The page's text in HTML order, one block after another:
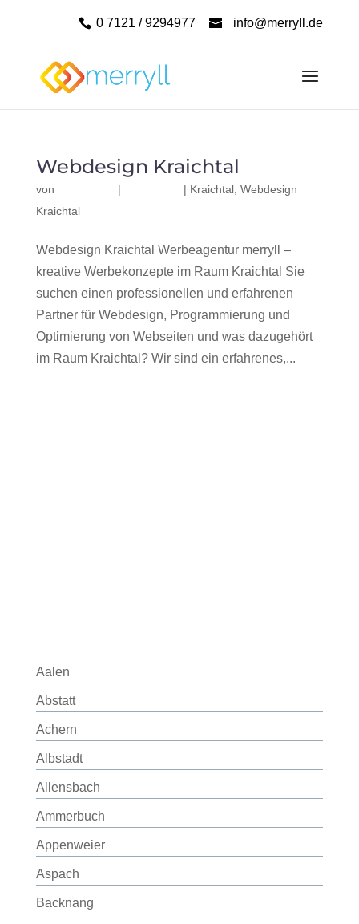
0 7121 / 9294977 info@merryll.de
Webdesign Kraichtal
von | | Kraichtal, Webdesign
Kraichtal
Webdesign Kraichtal Werbeagentur merryll –
kreative Werbekonzepte im Raum Kraichtal Sie
suchen einen professionellen und erfahrenen
Partner für Webdesign, Programmierung und
Optimierung von Webseiten und was dazugehört
im Raum Kraichtal? Wir sind ein erfahrenes,...
Aalen
Abstatt
Achern
Albstadt
Allensbach
Ammerbuch
Appenweier
Aspach
Backnang